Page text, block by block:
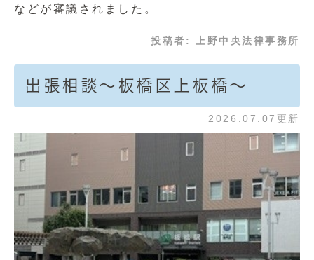
などが審議されました。
投稿者: 上野中央法律事務所
出張相談～板橋区上板橋～
2026.07.07更新